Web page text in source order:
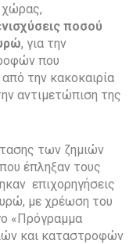
χώρας,
ποσού
, για την
που
την κακοκαιρία
αντιμετώπιση της
των ζημιών
έπληξαν τους
επιχορηγήσεις
με χρέωση του
«Πρόγραμμα
και καταστροφών